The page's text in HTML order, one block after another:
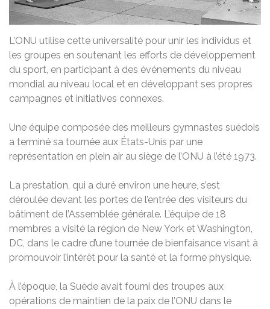
L’ONU utilise cette universalité pour unir les individus et
les groupes en soutenant les efforts de développement
du sport, en participant à des événements du niveau
mondial au niveau local et en développant ses propres
campagnes et initiatives connexes.
Une équipe composée des meilleurs gymnastes suédois
a terminé sa tournée aux États-Unis par une
représentation en plein air au siège de l’ONU à l’été 1973.
La prestation, qui a duré environ une heure, s’est
déroulée devant les portes de l’entrée des visiteurs du
bâtiment de l’Assemblée générale. L’équipe de 18
membres a visité la région de New York et Washington,
DC, dans le cadre d’une tournée de bienfaisance visant à
promouvoir l’intérêt pour la santé et la forme physique.
À l’époque, la Suède avait fourni des troupes aux
opérations de maintien de la paix de l’ONU dans le